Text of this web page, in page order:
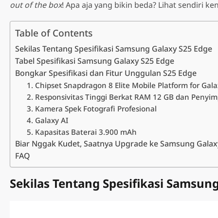
A Series
Samsung Galaxy A07
Samsung Galaxy A17
LTE
Samsung Galaxy A17 5G
Samsung Galaxy A26 5G
Samsung Galaxy A36 5G
Samsung Galaxy A37 5G
Samsung Galaxy A56 5G
S Series
out of the box! Apa aja yang bikin beda? Lihat sendiri
Table of Contents
Sekilas Tentang Spesifikasi Samsung Galaxy S25 Edge
Tabel Spesifikasi Samsung Galaxy S25 Edge
Bongkar Spesifikasi dan Fitur Unggulan S25 Edge
1. Chipset Snapdragon 8 Elite Mobile Platform for
2. Responsivitas Tinggi Berkat RAM 12 GB dan
3. Kamera Spek Fotografi Profesional
4. Galaxy AI
5. Kapasitas Baterai 3.900 mAh
Biar Nggak Kudet, Saatnya Upgrade ke Samsung
FAQ
Sekilas Tentang Spesifikasi